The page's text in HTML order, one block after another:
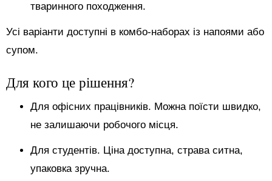
тваринного походження.
Усі варіанти доступні в комбо-наборах із напоями або
супом.
Для кого це рішення?
Для офісних працівників. Можна поїсти швидко,
не залишаючи робочого місця.
Для студентів. Ціна доступна, страва ситна,
упаковка зручна.